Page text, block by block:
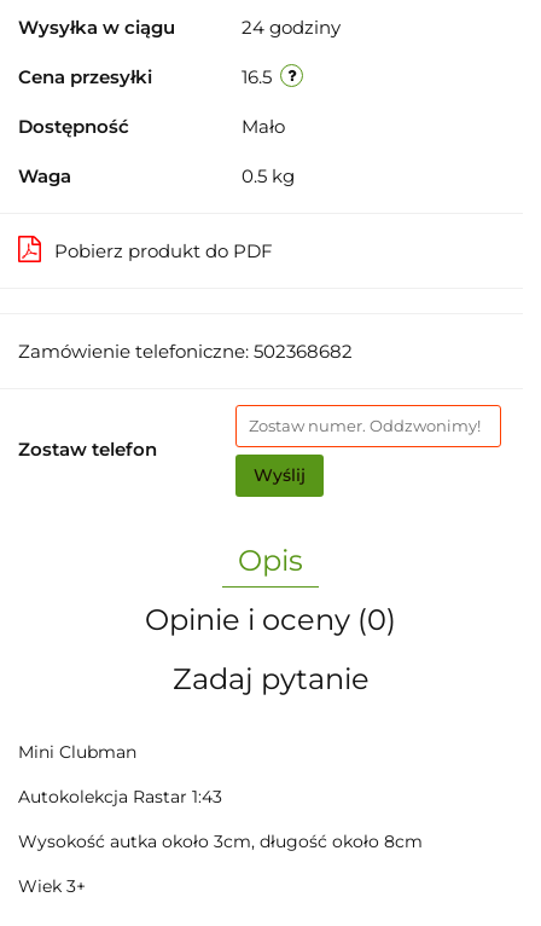
Wysyłka w ciągu 24 godziny
Cena przesyłki 16.5
Dostępność Mało
Waga 0.5 kg
Pobierz produkt do PDF
Zamówienie telefoniczne: 502368682
Zostaw telefon
Wyślij
Opis
Opinie i oceny (0)
Zadaj pytanie
Mini Clubman
Autokolekcja Rastar 1:43
Wysokość autka około 3cm, długość około 8cm
Wiek 3+